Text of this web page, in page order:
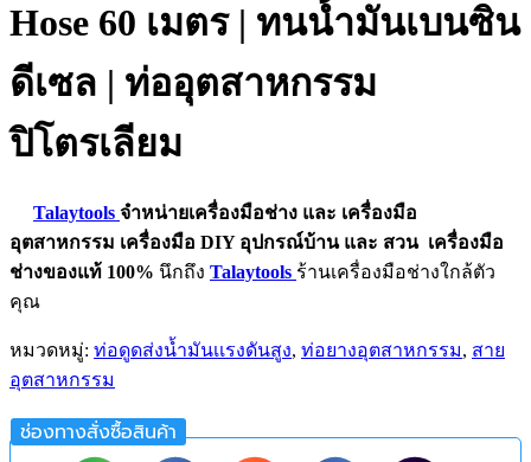
Hose 60 เมตร | ทนน้ำมันเบนซิน
ดีเซล | ท่ออุตสาหกรรม
ปิโตรเลียม
Talaytools จำหน่ายเครื่องมือช่าง และ เครื่องมือ
อุตสาหกรรม เครื่องมือ DIY อุปกรณ์บ้าน และ สวน เครื่องมือ
ช่างของแท้ 100% นึกถึง Talaytools ร้านเครื่องมือช่างใกล้ตัว
คุณ
หมวดหมู่: ท่อดูดส่งน้ำมันเเรงดันสูง, ท่อยางอุตสาหกรรม, สาย
อุตสาหกรรม
ช่องทางสั่งซื้อสินค้า